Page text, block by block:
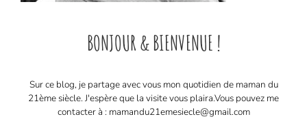
BONJOUR & BIENVENUE !
Sur ce blog, je partage avec vous mon quotidien de maman du
21ème siècle. J'espère que la visite vous plaira. ​ Vous pouvez me
contacter à : mamandu21emesiecle@gmail.com